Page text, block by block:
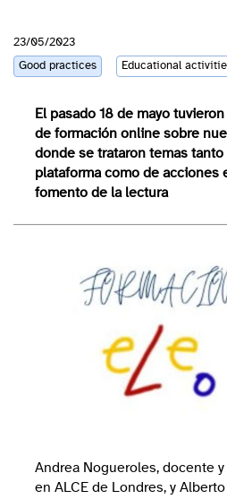
23/05/2023
Good practices Educational
El pasado 18 de mayo
de formación online sobre
donde se trataron temas
plataforma como de acciones
fomento de la lectura
Andrea Nogueroles, docente
en ALCE de Londres, y